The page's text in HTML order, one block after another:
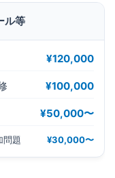
ル等
¥120,000
¥100,000
¥50,000〜
問題 ¥30,000〜